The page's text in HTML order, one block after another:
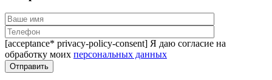
[acceptance* privacy-policy-consent] Я даю согласие на
обработку моих персональных данных